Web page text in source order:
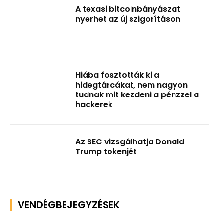
A texasi bitcoinbányászat
nyerhet az új szigorításon
Hiába fosztották ki a
hidegtárcákat, nem nagyon
tudnak mit kezdeni a pénzzel a
hackerek
Az SEC vizsgálhatja Donald
Trump tokenjét
VENDÉGBEJEGYZÉSEK